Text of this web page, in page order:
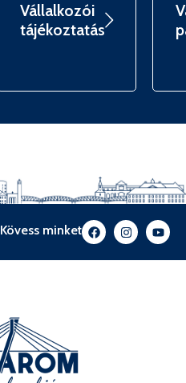
Vállalkozói
tájékoztatás
Kövess minket